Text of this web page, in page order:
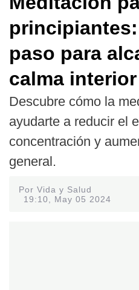
paso para
calma interior
Descubre cómo la
ayudarte a reducir el
concentración y
general.
Por Vida y Salud
19:10, May 05 2024